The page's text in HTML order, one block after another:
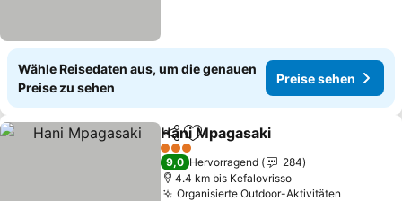
Wähle Reisedaten aus, um die genauen
Preise zu sehen
Preise sehen
TeilenZu Favoriten hinzufügen
Hani Mpagasaki
3 Sterne
9,0 Hervorragend
284
4.4 km bis Kefalovrisso
Organisierte Outdoor-Aktivitäten